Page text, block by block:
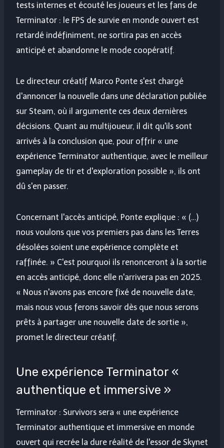
tests internes et écouté les joueurs et les fans de
Terminator : le FPS de survie en monde ouvert est
retardé indéfiniment, ne sortira pas en accès
anticipé et abandonne le mode coopératif.
Le directeur créatif Marco Ponte s'est chargé
d'annoncer la nouvelle dans une déclaration publiée
sur Steam, où il argumente ces deux dernières
décisions. Quant au multijoueur, il dit qu'ils sont
arrivés à la conclusion que, pour offrir « une
expérience Terminator authentique, avec le meilleur
gameplay de tir et d'exploration possible », ils ont
dû s'en passer.
Concernant l'accès anticipé, Ponte explique : « (…)
nous voulons que vos premiers pas dans les Terres
désolées soient une expérience complète et
raffinée. » C'est pourquoi ils renonceront à la sortie
en accès anticipé, donc elle n'arrivera pas en 2025.
« Nous n'avons pas encore fixé de nouvelle date,
mais nous vous ferons savoir dès que nous serons
prêts à partager une nouvelle date de sortie »,
promet le directeur créatif.
Une expérience Terminator «
authentique et immersive »
Terminator : Survivors sera « une expérience
Terminator authentique et immersive en monde
ouvert qui recrée la dure réalité de l'essor de Skynet